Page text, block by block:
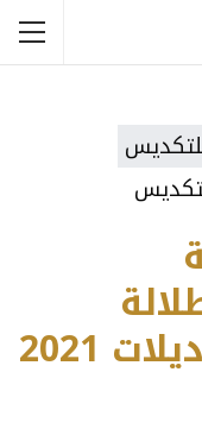
فاخرة مع أجمل موديلات 2021